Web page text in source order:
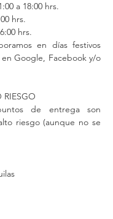
a 18:00 hrs.
hrs.
hrs.
en días festivos
Google, Facebook y/o
RIESGO
de entrega son
riesgo (aunque no se